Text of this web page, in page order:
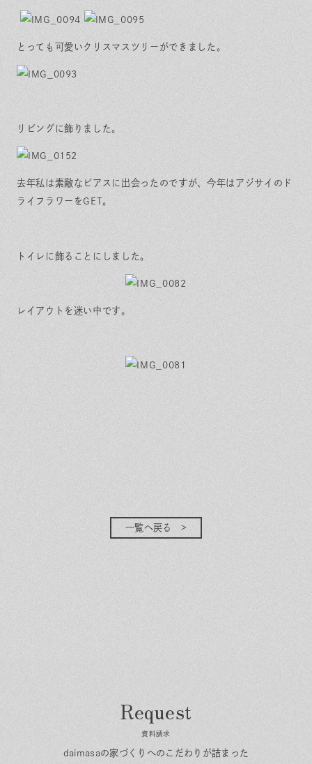
とっても可愛いクリスマスツリーができました。
リビングに飾りました。
去年私は素敵なピアスに出会ったのですが、今年はアジサイのド
ライフラワーをGET。
トイレに飾ることにしました。
レイアウトを迷い中です。
一覧へ戻る
資料請求
daimasaの家づくりへのこだわりが詰まった